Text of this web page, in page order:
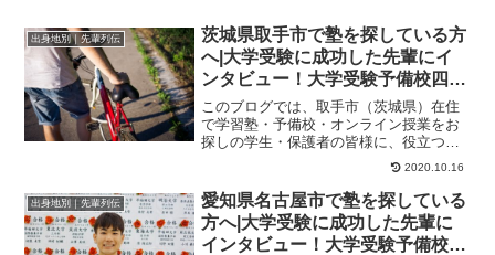
出身地別｜先輩列伝
茨城県取手市で塾を探している方
へ|大学受験に成功した先輩にイ
ンタビュー！大学受験予備校四谷
学院
このブログでは、取手市（茨城県）在住
で学習塾・予備校・オンライン授業をお
探しの学生・保護者の皆様に、役立つ情
報やヒントになる情報をお伝えします。
2020.10.16
出身地別｜先輩列伝
愛知県名古屋市で塾を探している
方へ|大学受験に成功した先輩に
インタビュー！大学受験予備校四